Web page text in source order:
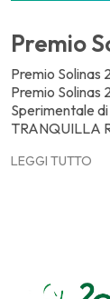
Premio
Premio Solinas
Premio Solinas
Sperimentale
TRANQUILLA
LEGGI TUTTO